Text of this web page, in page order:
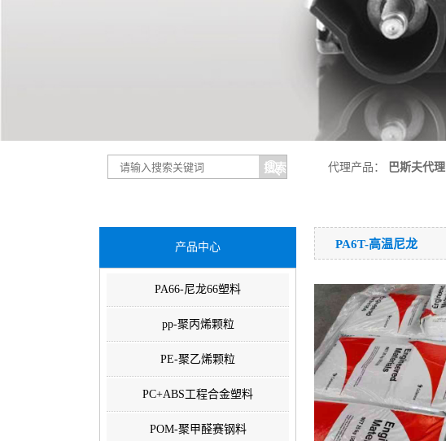
代理产品： 巴斯夫代理
产品中心
PA66-尼龙66塑料
pp-聚丙烯颗粒
PE-聚乙烯颗粒
PC+ABS工程合金塑料
POM-聚甲醛赛钢料
PA6T-高温尼龙